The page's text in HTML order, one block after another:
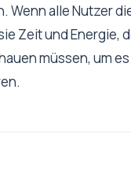
Wenn alle Nutzer
Zeit und Energie,
müssen, um es